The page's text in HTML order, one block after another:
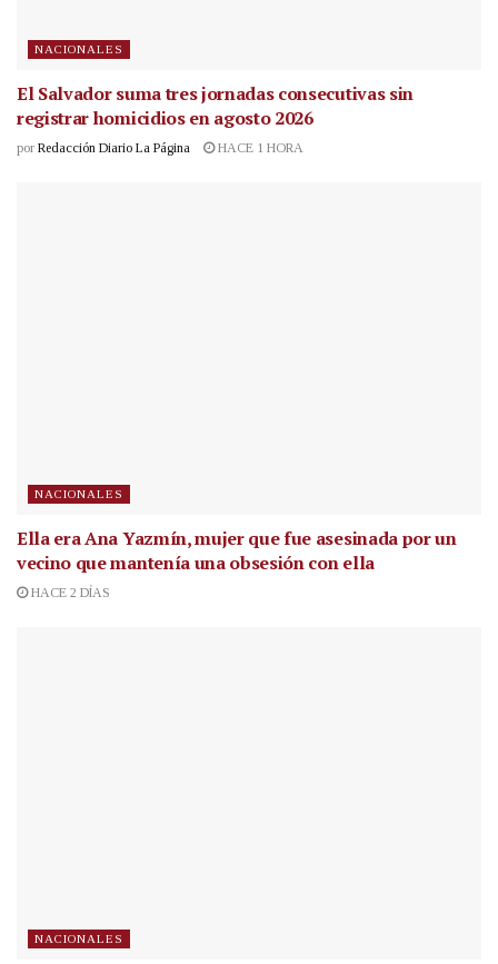
NACIONALES
El Salvador suma tres jornadas consecutivas sin
registrar homicidios en agosto 2026
por Redacción Diario La Página HACE 1 HORA
NACIONALES
Ella era Ana Yazmín, mujer que fue asesinada por un
vecino que mantenía una obsesión con ella
HACE 2 DÍAS
NACIONALES